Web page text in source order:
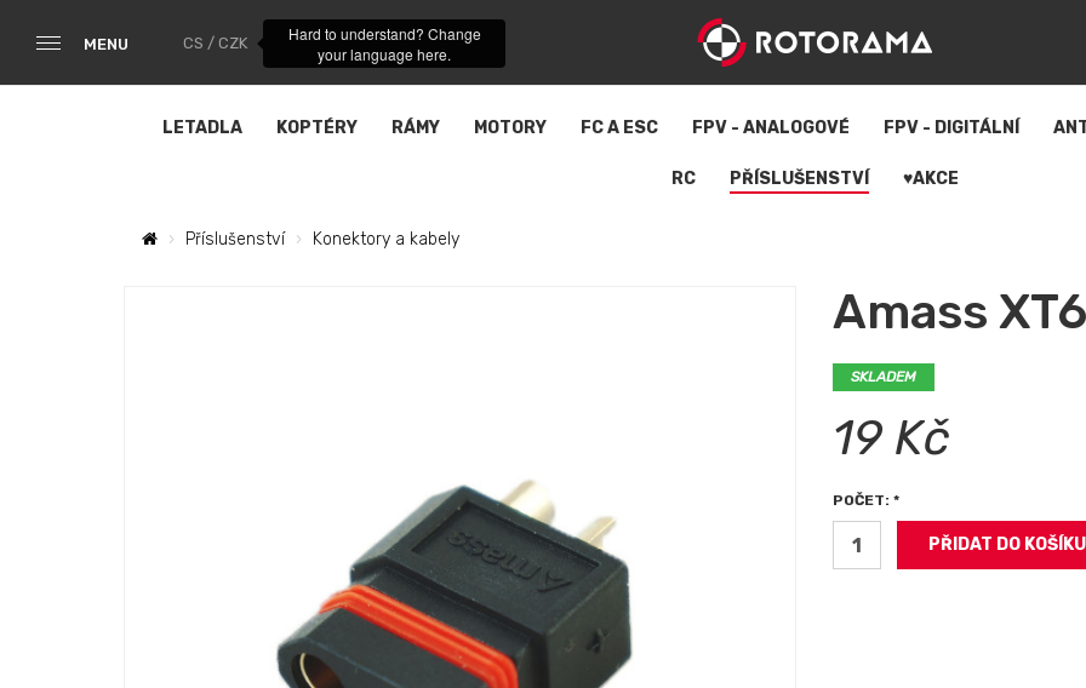
MENU CS / CZK
Hard to understand? Change
your language here.
LETADLA KOPTÉRY RÁMY MOTORY FC A ESC FPV - ANALOGOVÉ FPV - DIGITÁLNÍ
RC PŘÍSLUŠENSTVÍ ♥AKCE
Příslušenství Konektory a kabely
Amass
SKLADEM
19 Kč
POČET: *